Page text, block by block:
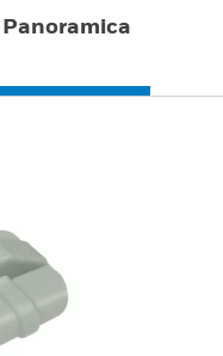
Panoramica